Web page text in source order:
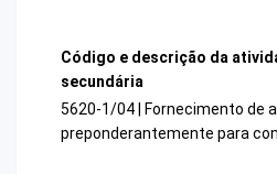
Código e descrição da
secundária
5620-1/04 | Fornecimento de
preponderantemente para